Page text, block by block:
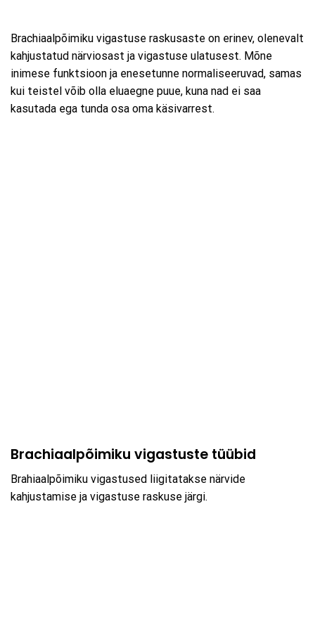
Brachiaalpõimiku vigastuse raskusaste on erinev, olenevalt
kahjustatud närviosast ja vigastuse ulatusest. Mõne
inimese funktsioon ja enesetunne normaliseeruvad, samas
kui teistel võib olla eluaegne puue, kuna nad ei saa
kasutada ega tunda osa oma käsivarrest.
Brachiaalpõimiku vigastuste tüübid
Brahiaalpõimiku vigastused liigitatakse närvide
kahjustamise ja vigastuse raskuse järgi.